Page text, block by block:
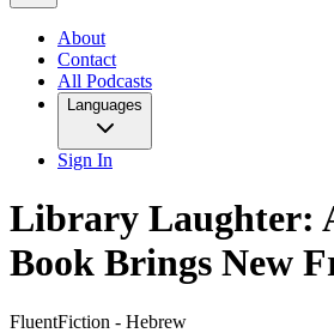
About
Contact
All Podcasts
Languages
Sign In
Library Laughter:
Book Brings New
FluentFiction - Hebrew